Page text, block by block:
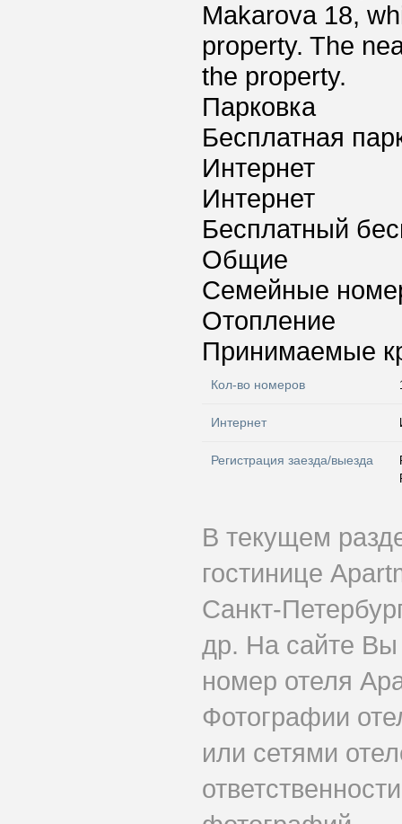
Makarova 18,
property. The
the property.
Парковка
Бесплатная
Интернет
Интернет
Бесплатный
Общие
Семейные
Отопление
Принимаемые
Кол-во номеров
Интернет
Регистрация заезда/выезда
В текущем
гостинице
Санкт-
др. На сайте Вы
номер отеля
Фотографии
или сетями